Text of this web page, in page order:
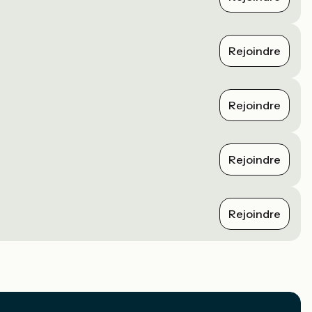
Rejoindre
Rejoindre
Rejoindre
Rejoindre